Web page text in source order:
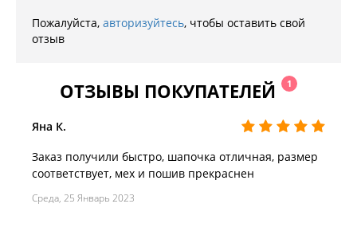
Пожалуйста, авторизуйтесь, чтобы оставить свой
отзыв
ОТЗЫВЫ ПОКУПАТЕЛЕЙ 1
Яна К.
Заказ получили быстро, шапочка отличная, размер
соответствует, мех и пошив прекраснен
Среда, 25 Январь 2023